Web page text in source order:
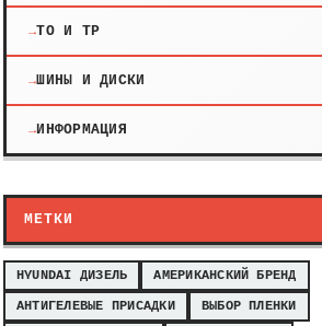
ТО И ТР
ШИНЫ И ДИСКИ
ИНФОРМАЦИЯ
МЕТКИ
HYUNDAI ДИЗЕЛЬ
АМЕРИКАНСКИЙ БРЕНД
АНТИГЕЛЕВЫЕ ПРИСАДКИ
ВЫБОР ПЛЕНКИ